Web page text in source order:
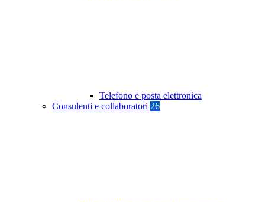
Telefono e posta elettronica
Consulenti e collaboratori 26